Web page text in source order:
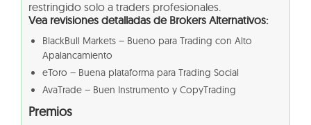
restringido solo a traders profesionales.
Vea revisiones detalladas de Brokers Alternativos:
BlackBull Markets – Bueno para Trading con Alto
Apalancamiento
eToro – Buena plataforma para Trading Social
AvaTrade – Buen Instrumento y CopyTrading
Premios